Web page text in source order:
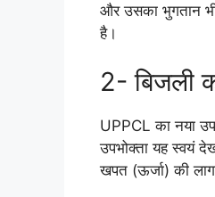
और उसका भुगतान
है।
2- बिजली
UPPCL का नया
उपभोक्ता यह स्वयं
खपत (ऊर्जा) की